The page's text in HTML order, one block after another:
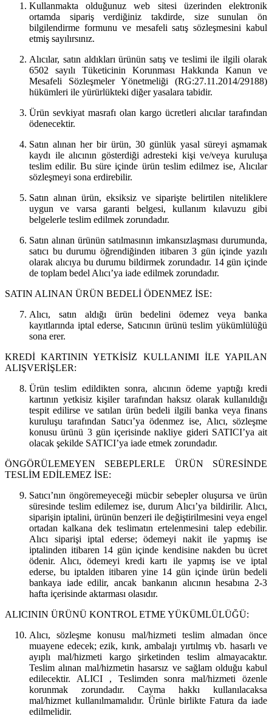
Kullanmakta olduğunuz web sitesi üzerinden elektronik
ortamda sipariş verdiğiniz takdirde, size sunulan ön
bilgilendirme formunu ve mesafeli satış sözleşmesini kabul
etmiş sayılırsınız.
Alıcılar, satın aldıkları ürünün satış ve teslimi ile ilgili olarak
6502 sayılı Tüketicinin Korunması Hakkında Kanun ve
Mesafeli Sözleşmeler Yönetmeliği (RG:27.11.2014/29188)
hükümleri ile yürürlükteki diğer yasalara tabidir.
Ürün sevkiyat masrafı olan kargo ücretleri alıcılar tarafından
ödenecektir.
Satın alınan her bir ürün, 30 günlük yasal süreyi aşmamak
kaydı ile alıcının gösterdiği adresteki kişi ve/veya kuruluşa
teslim edilir. Bu süre içinde ürün teslim edilmez ise, Alıcılar
sözleşmeyi sona erdirebilir.
Satın alınan ürün, eksiksiz ve siparişte belirtilen niteliklere
uygun ve varsa garanti belgesi, kullanım kılavuzu gibi
belgelerle teslim edilmek zorundadır.
Satın alınan ürünün satılmasının imkansızlaşması durumunda,
satıcı bu durumu öğrendiğinden itibaren 3 gün içinde yazılı
olarak alıcıya bu durumu bildirmek zorundadır. 14 gün içinde
de toplam bedel Alıcı’ya iade edilmek zorundadır.
SATIN ALINAN ÜRÜN BEDELİ ÖDENMEZ İSE:
Alıcı, satın aldığı ürün bedelini ödemez veya banka
kayıtlarında iptal ederse, Satıcının ürünü teslim yükümlülüğü
sona erer.
KREDİ KARTININ YETKİSİZ KULLANIMI İLE YAPILAN
ALIŞVERİŞLER:
Ürün teslim edildikten sonra, alıcının ödeme yaptığı kredi
kartının yetkisiz kişiler tarafından haksız olarak kullanıldığı
tespit edilirse ve satılan ürün bedeli ilgili banka veya finans
kuruluşu tarafından Satıcı’ya ödenmez ise, Alıcı, sözleşme
konusu ürünü 3 gün içerisinde nakliye gideri SATICI’ya ait
olacak şekilde SATICI’ya iade etmek zorundadır.
ÖNGÖRÜLEMEYEN SEBEPLERLE ÜRÜN SÜRESİNDE
TESLİM EDİLEMEZ İSE:
Satıcı’nın öngöremeyeceği mücbir sebepler oluşursa ve ürün
süresinde teslim edilemez ise, durum Alıcı’ya bildirilir. Alıcı,
siparişin iptalini, ürünün benzeri ile değiştirilmesini veya engel
ortadan kalkana dek teslimatın ertelenmesini talep edebilir.
Alıcı siparişi iptal ederse; ödemeyi nakit ile yapmış ise
iptalinden itibaren 14 gün içinde kendisine nakden bu ücret
ödenir. Alıcı, ödemeyi kredi kartı ile yapmış ise ve iptal
ederse, bu iptalden itibaren yine 14 gün içinde ürün bedeli
bankaya iade edilir, ancak bankanın alıcının hesabına 2-3
hafta içerisinde aktarması olasıdır.
ALICININ ÜRÜNÜ KONTROL ETME YÜKÜMLÜLÜĞÜ:
Alıcı, sözleşme konusu mal/hizmeti teslim almadan önce
muayene edecek; ezik, kırık, ambalajı yırtılmış vb. hasarlı ve
ayıplı mal/hizmeti kargo şirketinden teslim almayacaktır.
Teslim alınan mal/hizmetin hasarsız ve sağlam olduğu kabul
edilecektir. ALICI , Teslimden sonra mal/hizmeti özenle
korunmak zorundadır. Cayma hakkı kullanılacaksa
mal/hizmet kullanılmamalıdır. Ürünle birlikte Fatura da iade
edilmelidir.